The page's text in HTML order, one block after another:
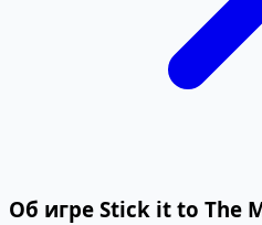
Об игре Stick it to The